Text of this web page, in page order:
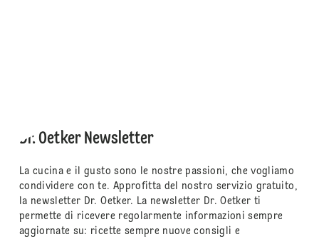
Dr. Oetker Newsletter
La cucina e il gusto sono le nostre passioni, che vogliamo
condividere con te. Approfitta del nostro servizio gratuito,
la newsletter Dr. Oetker. La newsletter Dr. Oetker ti
permette di ricevere regolarmente informazioni sempre
aggiornate su: ricette sempre nuove consigli e